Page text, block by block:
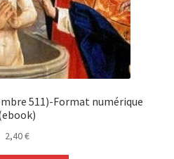
511)-Format numérique
2,40€